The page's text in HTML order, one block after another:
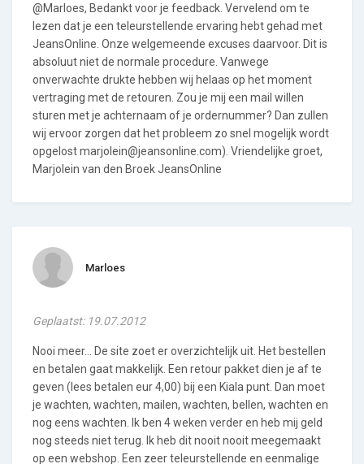
@Marloes, Bedankt voor je feedback. Vervelend om te
lezen dat je een teleurstellende ervaring hebt gehad met
JeansOnline. Onze welgemeende excuses daarvoor. Dit is
absoluut niet de normale procedure. Vanwege
onverwachte drukte hebben wij helaas op het moment
vertraging met de retouren. Zou je mij een mail willen
sturen met je achternaam of je ordernummer? Dan zullen
wij ervoor zorgen dat het probleem zo snel mogelijk wordt
opgelost marjolein@jeansonline.com). Vriendelijke groet,
Marjolein van den Broek JeansOnline
Marloes
Geplaatst: 19.07.2012
Nooi meer... De site zoet er overzichtelijk uit. Het bestellen
en betalen gaat makkelijk. Een retour pakket dien je af te
geven (lees betalen eur 4,00) bij een Kiala punt. Dan moet
je wachten, wachten, mailen, wachten, bellen, wachten en
nog eens wachten. Ik ben 4 weken verder en heb mij geld
nog steeds niet terug. Ik heb dit nooit nooit meegemaakt
op een webshop. Een zeer teleurstellende en eenmalige